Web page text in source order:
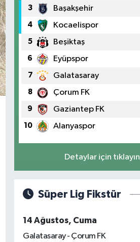
3 Başakşehir
4 Kocaelispor
5 Beşiktaş
6 Eyüpspor
7 Galatasaray
8 Çorum FK
9 Gaziantep FK
10 Alanyaspor
Detaylar için tıklayın
Süper Lig Fikstür
14 Ağustos, Cuma
Galatasaray - Çorum FK